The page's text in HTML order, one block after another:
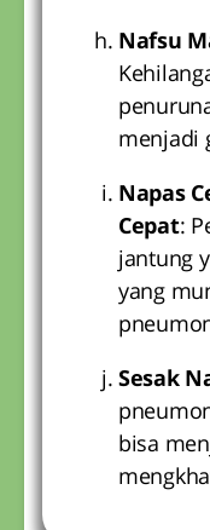
Nafsu
menjadi
Napas
Cepat:
jantung
yang
Sesak
bisa